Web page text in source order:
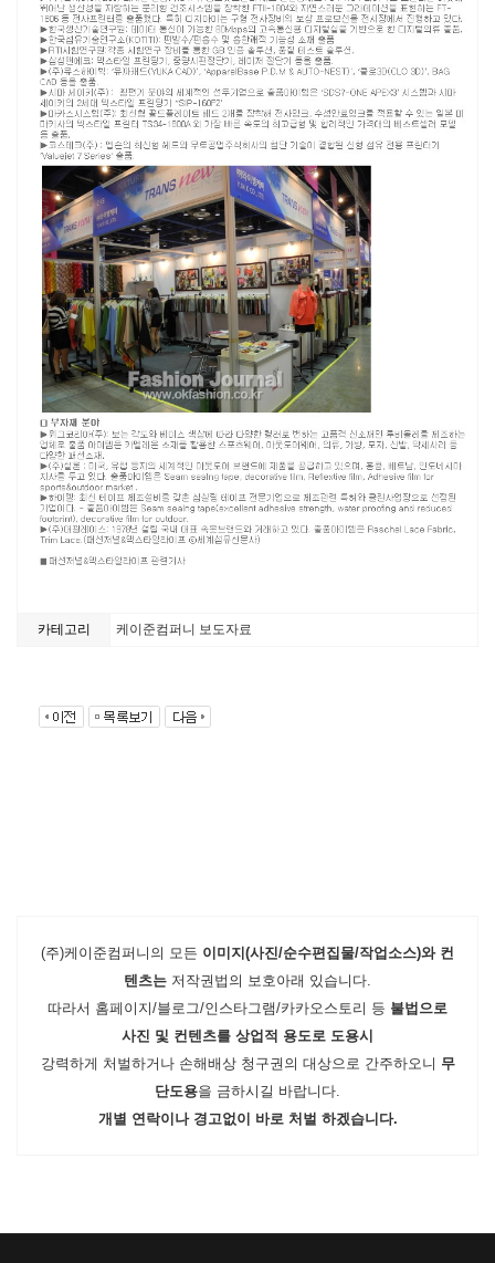
카테고리 케이준컴퍼니 보도자료
(주)케이준컴퍼니의 모든 이미지(사진/순수편집물/작업소스)와 컨
텐츠는 저작권법의 보호아래 있습니다.
따라서 홈페이지/블로그/인스타그램/카카오스토리 등 불법으로
사진 및 컨텐츠를 상업적 용도로 도용시
강력하게 처벌하거나 손해배상 청구권의 대상으로 간주하오니 무
단도용을 금하시길 바랍니다.
개별 연락이나 경고없이 바로 처벌 하겠습니다.